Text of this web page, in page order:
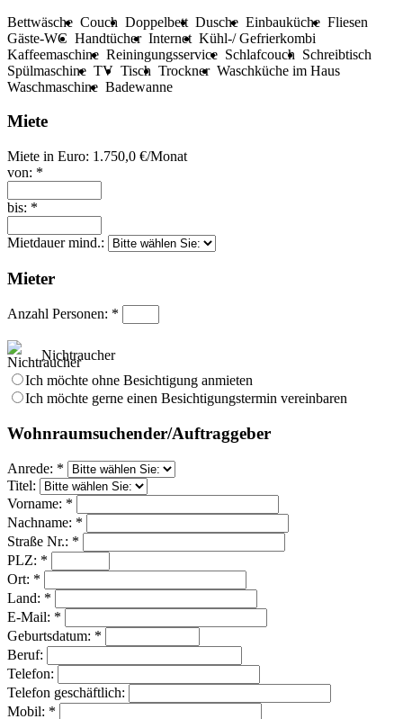
Bettwäsche Couch Doppelbett Dusche Einbauküche Fliesen
Gäste-WC Handtücher Internet Kühl-/ Gefrierkombi
Kaffeemaschine Reiningungsservice Schlafcouch Schreibtisch
Spülmaschine TV Tisch Trockner Waschküche im Haus
Waschmaschine Badewanne
Miete
Miete in Euro: 1.750,0 €/Monat
von: *
bis: *
Mietdauer mind.:
Mieter
Anzahl Personen: *
Nichtraucher
Ich möchte ohne Besichtigung anmieten
Ich möchte gerne einen Besichtigungstermin vereinbaren
Wohnraumsuchender/Auftraggeber
Anrede: *
Titel:
Vorname: *
Nachname: *
Straße Nr.: *
PLZ: *
Ort: *
Land: *
E-Mail: *
Geburtsdatum: *
Beruf:
Telefon:
Telefon geschäftlich:
Mobil: *